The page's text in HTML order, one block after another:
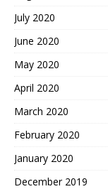
July 2020
June 2020
May 2020
April 2020
March 2020
February 2020
January 2020
December 2019